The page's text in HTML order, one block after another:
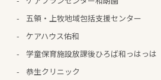
五領・上牧地域包括支援センター
ケアハウス佑和
学童保育施設放課後ひろば和っはっは
恭生クリニック